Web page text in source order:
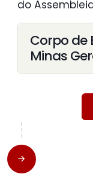
do
Corpo de
Minas